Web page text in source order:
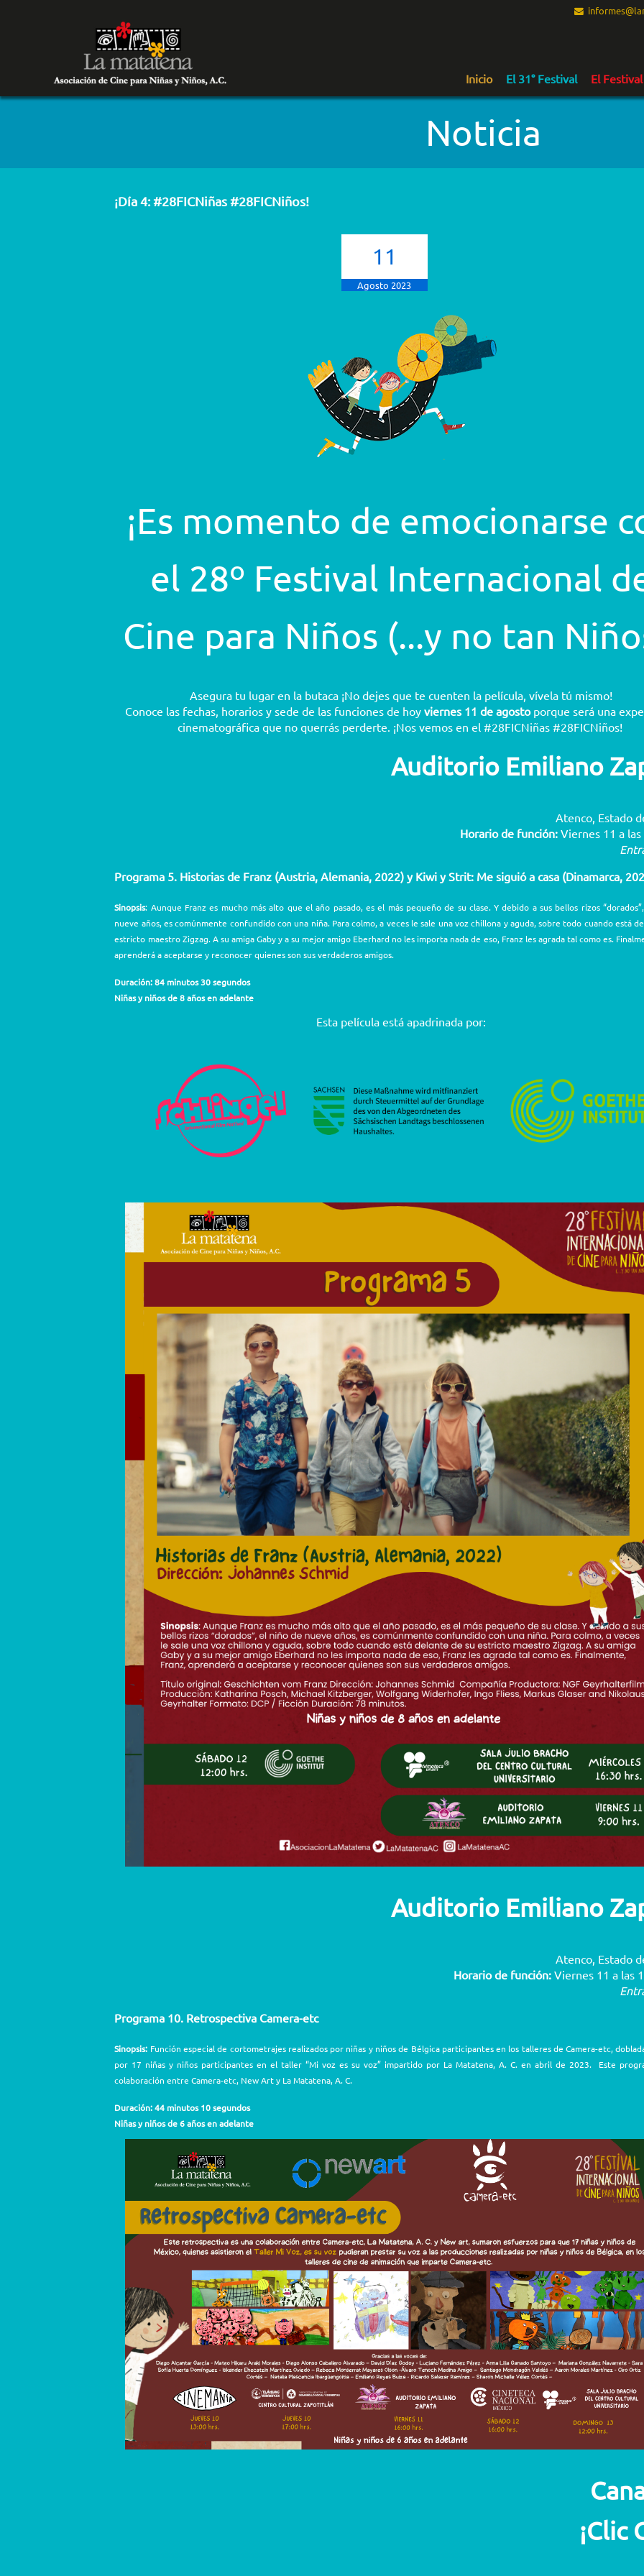
Inicio El 31° Festival El Festival
Noticia
¡Día 4: #28FICNiñas #28FICNiños!
11
Agosto 2023
¡Es momento de emocionarse
el 28º Festival Internacional
Cine para Niños (...y no tan
Asegura tu lugar en la butaca ¡No dejes que te cuenten la película, vívela tú mismo!
Conoce las fechas, horarios y sede de las funciones de hoy viernes 11 de agostoporque será una
cinematográfica que no querrás perderte. ¡Nos vemos en el #28FICNiñas #28FICNiños!
Auditorio Emiliano
Atenco, Estado
Horario de función: Viernes 11 a
Programa 5. Historias de Franz (Austria, Alemania, 2022) y Kiwi y Strit: Me siguió a casa (Dinamarca,
Sinopsis: Aunque Franz es mucho más alto que el año pasado, es el más pequeño de su clase. Y debido a sus bellos rizos
nueve años, es comúnmente confundido con una niña. Para colmo, a veces le sale una voz chillona y aguda, sobre todo cuando está
estricto maestro Zigzag. A su amiga Gaby y a su mejor amigo Eberhard no les importa nada de eso, Franz les agrada tal como es.
aprenderá a aceptarse y reconocer quienes son sus verdaderos amigos.
Duración: 84 minutos 30 segundos
Niñas y niños de 8 años en adelante
Esta película está apadrinada por:
Auditorio Emiliano
Atenco, Estado
Horario de función: Viernes 11 a las
Programa 10. Retrospectiva Camera-etc
Sinopsis: Función especial de cortometrajes realizados por niñas y niños de Bélgica participantes en los talleres de Camera-etc,
por 17 niñas y niños participantes en el taller “Mi voz es su voz” impartido por La Matatena, A. C. en abril de 2023. Este
colaboración entre Camera-etc, New Art y La Matatena, A. C.
Duración: 44 minutos 10 segundos
Niñas y niños de 6 años en adelante
¡Clic